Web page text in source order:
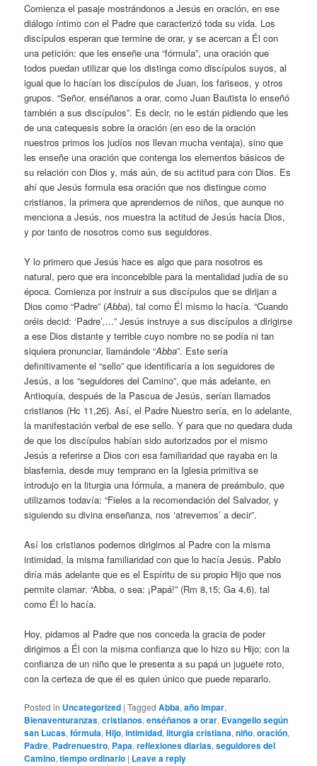
Comienza el pasaje mostrándonos a Jesús en oración, en ese
diálogo íntimo con el Padre que caracterizó toda su vida. Los
discípulos esperan que termine de orar, y se acercan a Él con
una petición: que les enseñe una “fórmula”, una oración que
todos puedan utilizar que los distinga como discípulos suyos, al
igual que lo hacían los discípulos de Juan, los fariseos, y otros
grupos. “Señor, enséñanos a orar, como Juan Bautista lo enseñó
también a sus discípulos”. Es decir, no le están pidiendo que les
de una catequesis sobre la oración (en eso de la oración
nuestros primos los judíos nos llevan mucha ventaja), sino que
les enseñe una oración que contenga los elementos básicos de
su relación con Dios y, más aún, de su actitud para con Dios. Es
ahí que Jesús formula esa oración que nos distingue como
cristianos, la primera que aprendemos de niños, que aunque no
menciona a Jesús, nos muestra la actitud de Jesús hacia Dios,
y por tanto de nosotros como sus seguidores.
Y lo primero que Jesús hace es algo que para nosotros es
natural, pero que era inconcebible para la mentalidad judía de su
época. Comienza por instruir a sus discípulos que se dirijan a
Dios como “Padre” (Abba), tal como Él mismo lo hacía. “Cuando
oréis decid: ‘Padre’,…” Jesús instruye a sus discípulos a dirigirse
a ese Dios distante y terrible cuyo nombre no se podía ni tan
siquiera pronunciar, llamándole “Abba”. Este sería
definitivamente el “sello” que identificaría a los seguidores de
Jesús, a los “seguidores del Camino”, que más adelante, en
Antioquía, después de la Pascua de Jesús, serían llamados
cristianos (Hc 11,26). Así, el Padre Nuestro sería, en lo adelante,
la manifestación verbal de ese sello. Y para que no quedara duda
de que los discípulos habían sido autorizados por el mismo
Jesús a referirse a Dios con esa familiaridad que rayaba en la
blasfemia, desde muy temprano en la Iglesia primitiva se
introdujo en la liturgia una fórmula, a manera de preámbulo, que
utilizamos todavía: “Fieles a la recomendación del Salvador, y
siguiendo su divina enseñanza, nos ‘atrevemos’ a decir”.
Así los cristianos podemos dirigirnos al Padre con la misma
intimidad, la misma familiaridad con que lo hacía Jesús. Pablo
diría más adelante que es el Espíritu de su propio Hijo que nos
permite clamar: “Abba, o sea: ¡Papá!” (Rm 8,15; Ga 4,6), tal
como Él lo hacía.
Hoy, pidamos al Padre que nos conceda la gracia de poder
dirigirnos a Él con la misma confianza que lo hizo su Hijo; con la
confianza de un niño que le presenta a su papá un juguete roto,
con la certeza de que él es quien único que puede repararlo.
Posted in Uncategorized |Tagged Abba,año impar,
Bienaventuranzas,cristianos,enséñanos a orar, Evangelio según
san Lucas,fórmula,Hijo,intimidad,liturgia cristiana,niño,oración,
Padre, Padrenuestro, Papa,reflexiones diarias,seguidores del
Camino,tiempo ordinario | Leave a reply